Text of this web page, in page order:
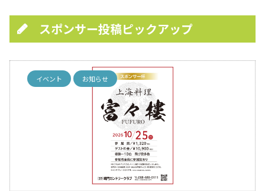
スポンサー投稿ピックアップ
イベント お知らせ